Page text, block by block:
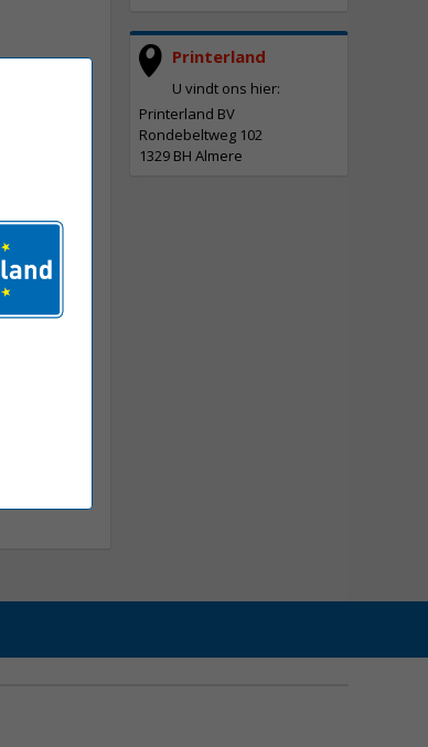
Printerland
U vindt ons hier:
Printerland BV
Rondebeltweg 102
1329 BH Almere